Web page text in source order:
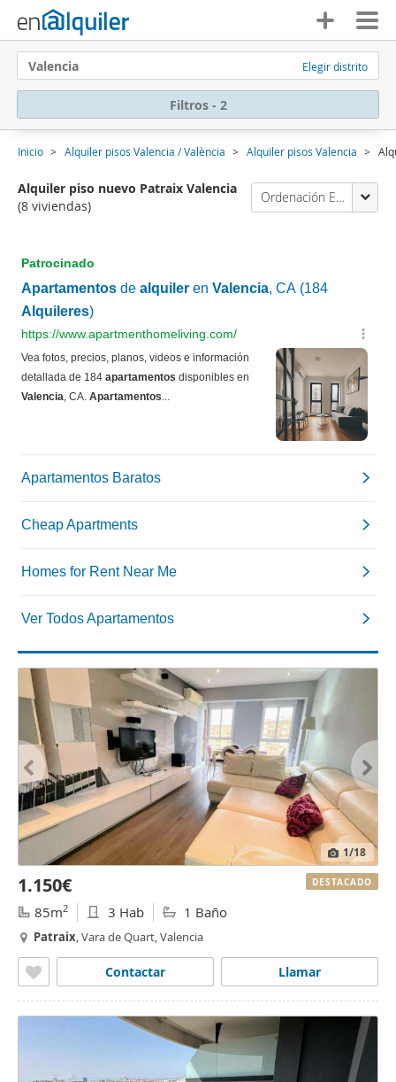
Valencia Elegir distrito
Filtros - 2
Inicio Alquiler pisos Valencia / València Alquiler pisos Valencia
Alquiler piso nuevo Patraix Valencia
(8 viviendas)
Ordenación Enalquiler
1/18
1.150€
85m2 3 Hab 1 Baño
Patraix, Vara de Quart, Valencia
Llamar
Contactar
DESTACADO